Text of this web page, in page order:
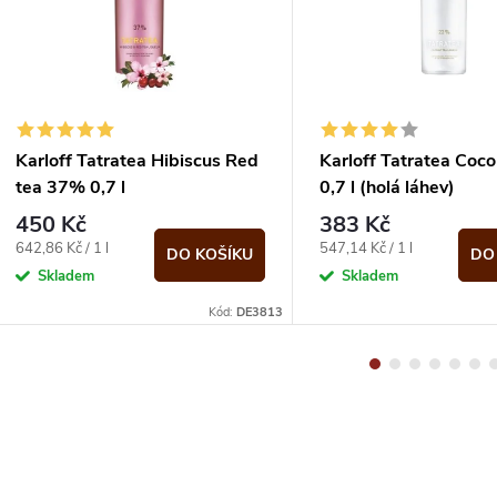
Karloff Tatratea Hibiscus Red
tea 37% 0,7 l
450 Kč
Měrná
cena:
642,86 Kč / 1 l
Skladem
DO KOŠÍKU
Kód: DE3813
Karloff Tatratea
0,7 l (holá láhev)
383 Kč
Měrná
cena:
547,14 Kč / 1 l
Skladem